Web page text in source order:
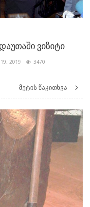
ვიზიტი
2019 3470
მეტის წაკითხვა